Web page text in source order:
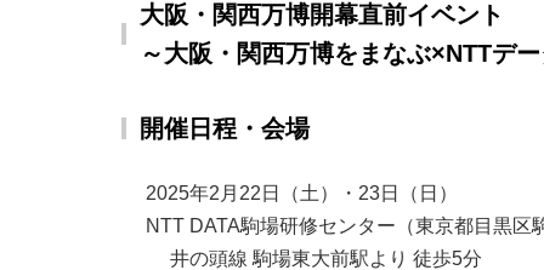
大阪・関西万博開幕直前イベント
～大阪・関西万博をまなぶ×NTTデ
開催日程・会場
2025年2月22日（土）・23日（日）
NTT DATA駒場研修センター（東京都目黒区
井の頭線 駒場東大前駅より 徒歩5分